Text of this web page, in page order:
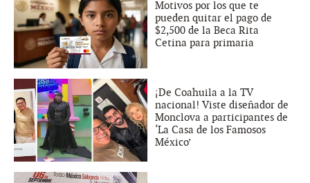
Motivos por los que te
pueden quitar el pago de
$2,500 de la Beca Rita
Cetina para primaria
¡De Coahuila a la TV
nacional! Viste diseñador de
Monclova a participantes de
‘La Casa de los Famosos
México’